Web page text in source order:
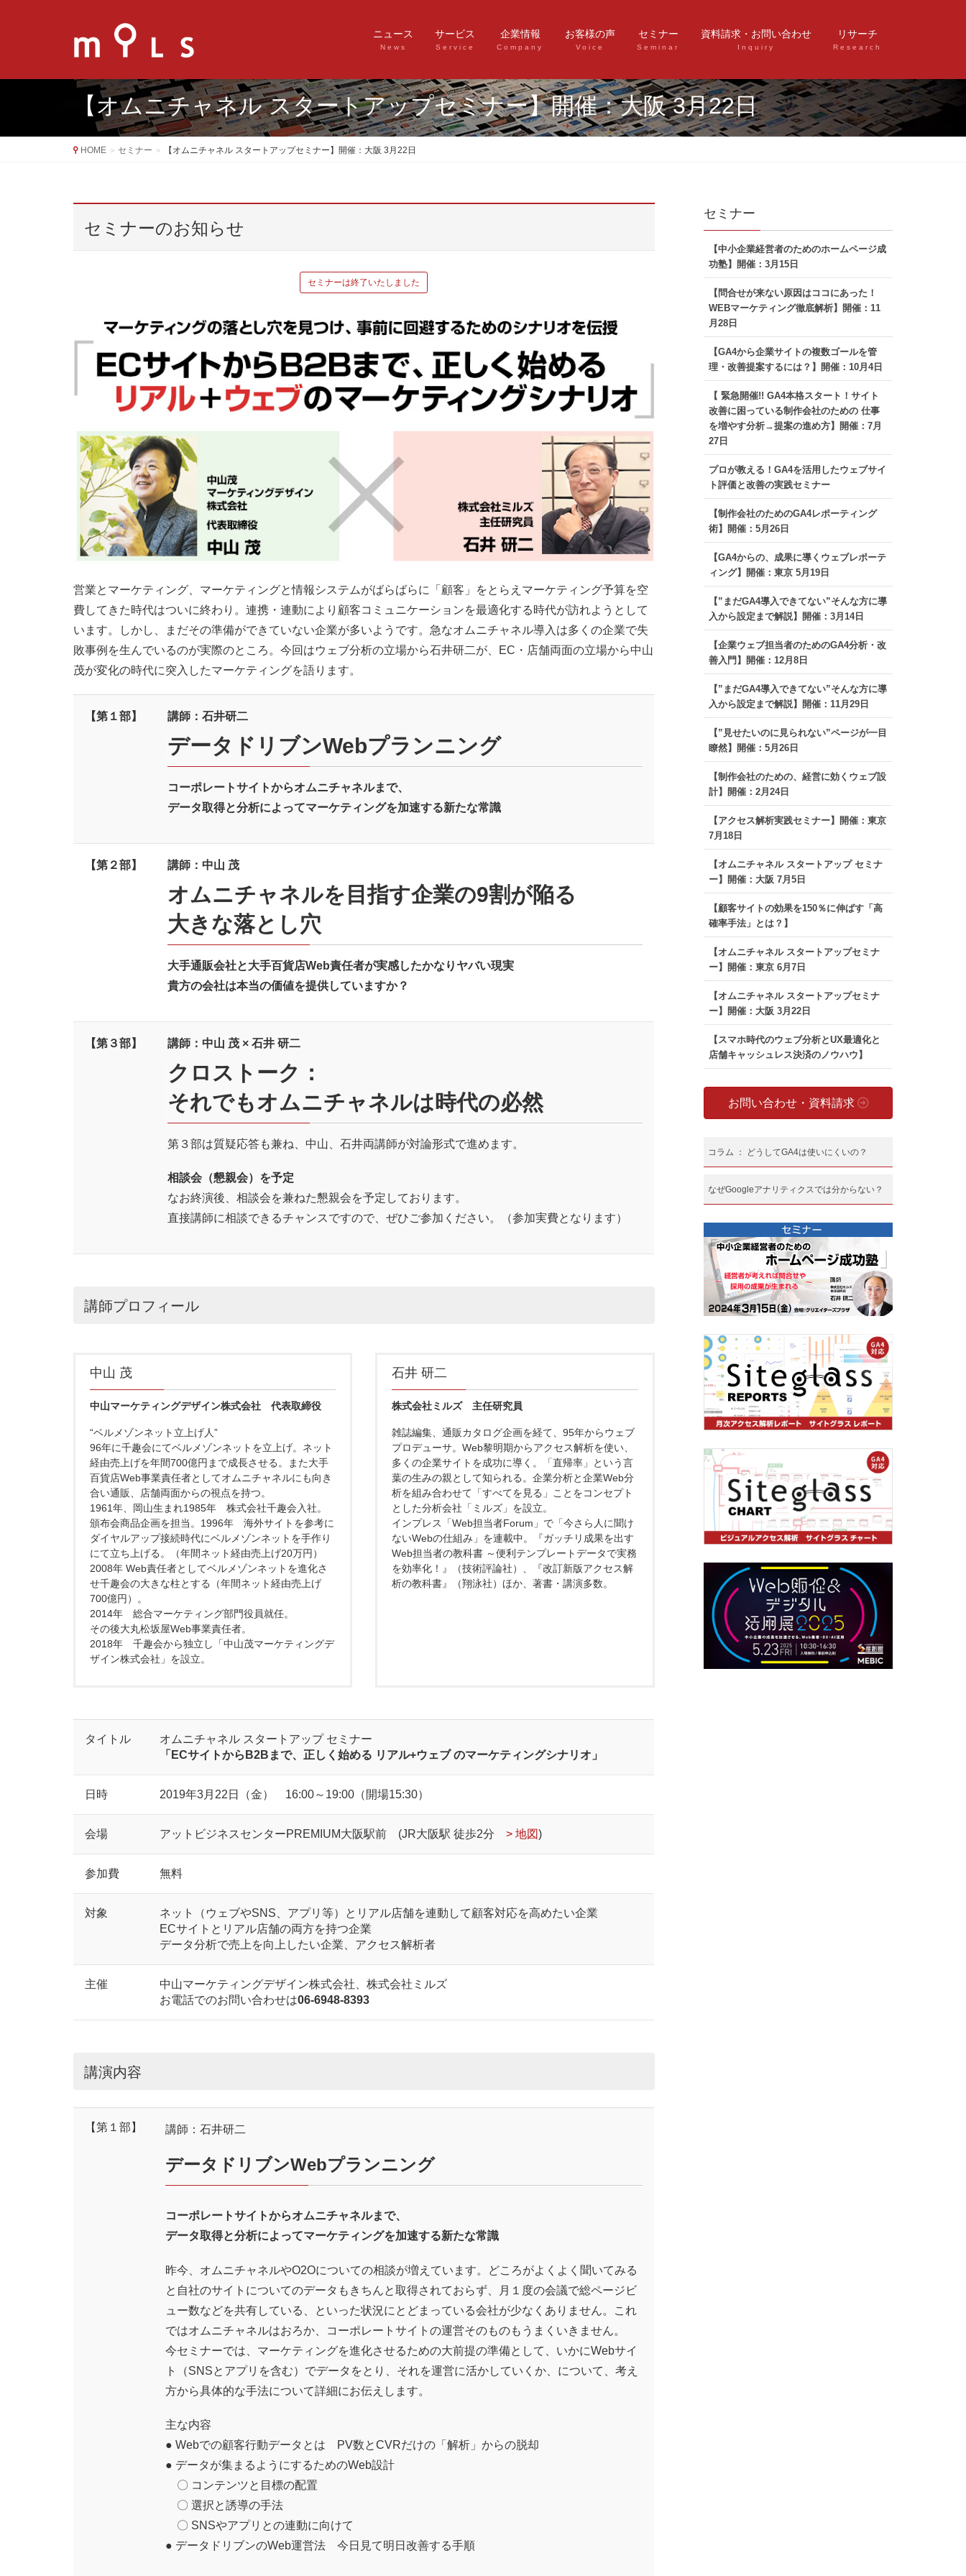
ニュース
News
サービス
Service
企業情報
Company
お客様の声
Voice
セミナー
Seminar
資料請求・お問い合わせ
Inquiry
リサーチ
Research
【オムニチャネル スタートアップセミナー】開催：大阪 3月22日
HOME セミナー 【オムニチャネル スタートアップセミナー】開催：大阪 3月22日
セミナーのお知らせ
セミナーは終了いたしました
営業とマーケティング、マーケティングと情報システムがばらばらに「顧客」をとらえマーケティング予算を空
費してきた時代はついに終わり。連携・連動により顧客コミュニケーションを最適化する時代が訪れようとして
います。しかし、まだその準備ができていない企業が多いようです。急なオムニチャネル導入は多くの企業で失
敗事例を生んでいるのが実際のところ。今回はウェブ分析の立場から石井研二が、EC・店舗両面の立場から中山
茂が変化の時代に突入したマーケティングを語ります。
【第１部】 講師：石井研二
データドリブンWebプランニング
コーポレートサイトからオムニチャネルまで、
データ取得と分析によってマーケティングを加速する新たな常識
【第２部】 講師：中山 茂
オムニチャネルを目指す企業の9割が陥る
大きな落とし穴
大手通販会社と大手百貨店Web責任者が実感したかなりヤバい現実
貴方の会社は本当の価値を提供していますか？
【第３部】 講師：中山 茂 × 石井 研二
クロストーク：
それでもオムニチャネルは時代の必然
第３部は質疑応答も兼ね、中山、石井両講師が対論形式で進めます。
相談会（懇親会）を予定
なお終演後、相談会を兼ねた懇親会を予定しております。
直接講師に相談できるチャンスですので、ぜひご参加ください。（参加実費となります）
講師プロフィール
中山 茂
中山マーケティングデザイン株式会社 代表取締役
“ベルメゾンネット立上げ人”
96年に千趣会にてベルメゾンネットを立上げ。ネット
経由売上げを年間700億円まで成長させる。また大手
百貨店Web事業責任者としてオムニチャネルにも向き
合い通販、店舗両面からの視点を持つ。
1961年、岡山生まれ 1985年 株式会社千趣会入社。
頒布会商品企画を担当。 1996年 海外サイトを参考に
ダイヤルアップ接続時代にベルメゾンネットを手作り
にて立ち上げる。（年間ネット経由売上げ20万円）
2008年 Web責任者としてベルメゾンネットを進化さ
せ千趣会の大きな柱とする（年間ネット経由売上げ
700億円）。
2014年 総合マーケティング部門役員就任。
その後大丸松坂屋Web事業責任者。
2018年 千趣会から独立し「中山茂マーケティングデ
ザイン株式会社」を設立。
石井 研二
株式会社ミルズ 主任研究員
雑誌編集、通販カタログ企画を経て、95年からウェブ
プロデューサ。Web黎明期からアクセス解析を使い、
多くの企業サイトを成功に導く。「直帰率」という言
葉の生みの親として知られる。企業分析と企業Web分
析を組み合わせて「すべてを見る」ことをコンセプト
とした分析会社「ミルズ」を設立。
インプレス「Web担当者Forum」で「今さら人に聞け
ないWebの仕組み」を連載中。『ガッチリ成果を出す
Web担当者の教科書 ～便利テンプレートデータで実務
を効率化！』（技術評論社）、『改訂新版アクセス解
析の教科書』（翔泳社）ほか、著書・講演多数。
タイトル
オムニチャネル スタートアップ セミナー
「ECサイトからB2Bまで、正しく始める リアル+ウェブ のマーケティングシナリオ」
日時 2019年3月22日（金） 16:00～19:00（開場15:30）
会場 アットビジネスセンターPREMIUM大阪駅前 (JR大阪駅 徒歩2分 > 地図)
参加費 無料
対象
ネット（ウェブやSNS、アプリ等）とリアル店舗を連動して顧客対応を高めたい企業
ECサイトとリアル店舗の両方を持つ企業
データ分析で売上を向上したい企業、アクセス解析者
主催
中山マーケティングデザイン株式会社、株式会社ミルズ
お電話でのお問い合わせは06-6948-8393
講演内容
【第１部】 講師：石井研二
データドリブンWebプランニング
コーポレートサイトからオムニチャネルまで、
データ取得と分析によってマーケティングを加速する新たな常識
昨今、オムニチャネルやO2Oについての相談が増えています。どころがよくよく聞いてみる
と自社のサイトについてのデータもきちんと取得されておらず、月１度の会議で総ページビ
ュー数などを共有している、といった状況にとどまっている会社が少なくありません。これ
ではオムニチャネルはおろか、コーポレートサイトの運営そのものもうまくいきません。
今セミナーでは、マーケティングを進化させるための大前提の準備として、いかにWebサイ
ト（SNSとアプリを含む）でデータをとり、それを運営に活かしていくか、について、考え
方から具体的な手法について詳細にお伝えします。
主な内容
● Webでの顧客行動データとは PV数とCVRだけの「解析」からの脱却
● データが集まるようにするためのWeb設計
〇 コンテンツと目標の配置
〇 選択と誘導の手法
〇 SNSやアプリとの連動に向けて
● データドリブンのWeb運営法 今日見て明日改善する手順
セミナー
【中小企業経営者のためのホームページ成
功塾】開催：3月15日
【問合せが来ない原因はココにあった！
WEBマーケティング徹底解析】開催：11
月28日
【GA4から企業サイトの複数ゴールを管
理・改善提案するには？】開催：10月4日
【 緊急開催!! GA4本格スタート！サイト
改善に困っている制作会社のための 仕事
を増やす分析→提案の進め方】開催：7月
27日
プロが教える！GA4を活用したウェブサイ
ト評価と改善の実践セミナー
【制作会社のためのGA4レポーティング
術】開催：5月26日
【GA4からの、成果に導くウェブレポーテ
ィング】開催：東京 5月19日
【”まだGA4導入できてない”そんな方に導
入から設定まで解説】開催：3月14日
【企業ウェブ担当者のためのGA4分析・改
善入門】開催：12月8日
【”まだGA4導入できてない”そんな方に導
入から設定まで解説】開催：11月29日
【”見せたいのに見られない”ページが一目
瞭然】開催：5月26日
【制作会社のための、経営に効くウェブ設
計】開催：2月24日
【アクセス解析実践セミナー】開催：東京
7月18日
【オムニチャネル スタートアップ セミナ
ー】開催：大阪 7月5日
【顧客サイトの効果を150％に伸ばす「高
確率手法」とは？】
【オムニチャネル スタートアップセミナ
ー】開催：東京 6月7日
【オムニチャネル スタートアップセミナ
ー】開催：大阪 3月22日
【スマホ時代のウェブ分析とUX最適化と
店舗キャッシュレス決済のノウハウ】
お問い合わせ・資料請求
コラム ： どうしてGA4は使いにくいの？
なぜGoogleアナリティクスでは分からない？